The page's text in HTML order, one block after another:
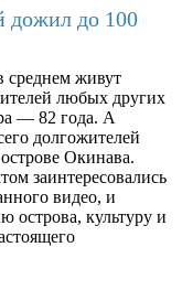
дожил до 100
живут
любых других
— 82 года. А
долгожителей
Окинава.
заинтересовались
видео, и
острова, культуру и